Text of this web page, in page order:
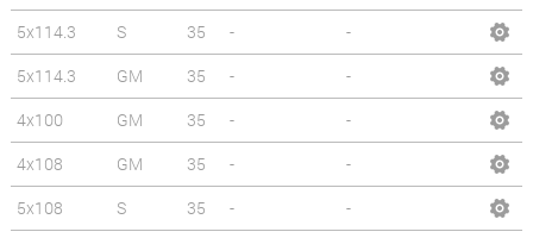
5x114.3
S 35 -
-
5x114.3
GM 35 -
-
4x100
GM 35 -
-
4x108
GM 35 -
-
5x108
S 35 -
-